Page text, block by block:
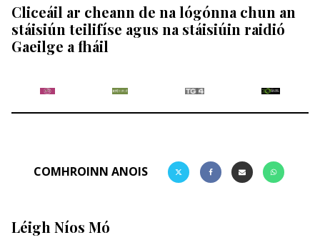
Cliceáil ar cheann de na lógónna chun an
stáisiún teilifíse agus na stáisiúin raidió
Gaeilge a fháil
COMHROINN ANOIS
Léigh Níos Mó